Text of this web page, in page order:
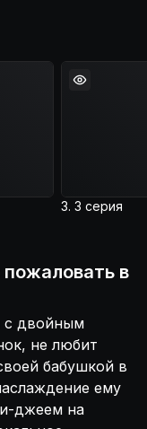
3. 3 серия
в
с двойным
не любит
бабушкой в
ему
джеем на